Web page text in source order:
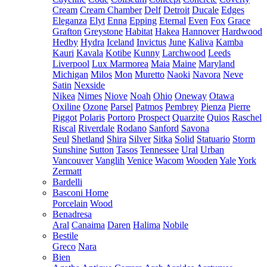
Cream Cream Chamber Delf Detroit Ducale Edges
Eleganza Elyt Enna Epping Eternal Even Fox Grace
Grafton Greystone Habitat Hakea Hannover Hardwood
Hedby Hydra Iceland Invictus June Kaliva Kamba
Kauri Kavala Kotibe Kunny Larchwood Leeds
Liverpool Lux Marmorea Maia Maine Maryland
Michigan Milos Mon Muretto Naoki Navora Neve
Satin Nexside
Nikea Nimes Niove Noah Ohio Oneway Otawa
Oxiline Ozone Parsel Patmos Pembrey Pienza Pierre
Piggot Polaris Portoro Prospect Quarzite Quios Raschel
Riscal Riverdale Rodano Sanford Savona
Seul Shetland Shira Silver Sitka Solid Statuario Storm
Sunshine Sutton Tasos Tennessee Ural Urban
Vancouver Vanglih Venice Wacom Wooden YaleYork
Zermatt
Bardelli
Basconi Home
Porcelain Wood
Benadresa
Aral Canaima Daren Halima Nobile
Bestile
Greco Nara
Bien